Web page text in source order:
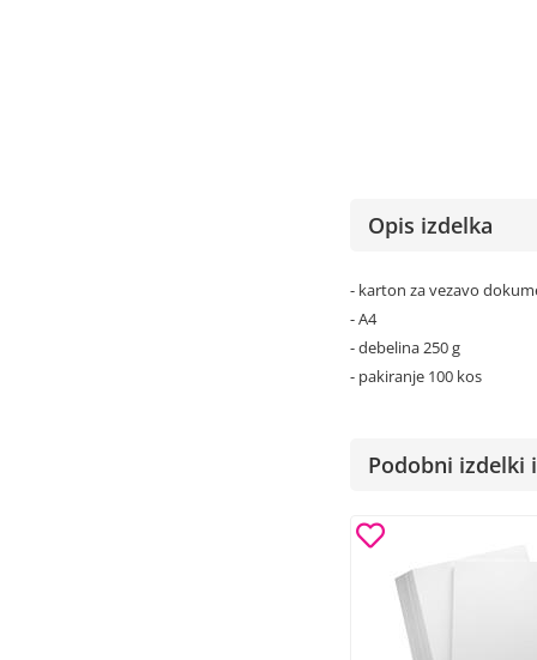
Opis izdelka
- karton za vezavo
- A4
- debelina 250 g
- pakiranje 100 kos
Podobni izdelki